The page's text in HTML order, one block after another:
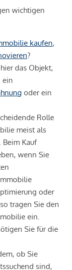
wichtigen
kaufen,
?
das Objekt,
ein
oder ein
Rolle
meist als
Beim Kauf
wenn Sie
oder
tragen Sie den
ein.
Sie für die
ob Sie
sind,